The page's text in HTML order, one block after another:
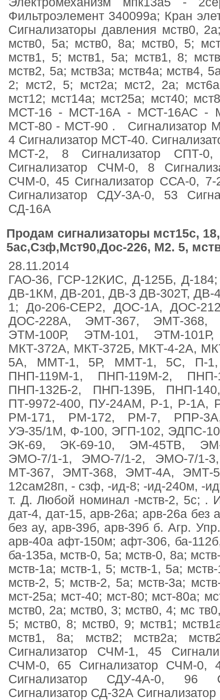
Фильтроэлемент 340099а; Кран
Сигнализаторы давления мств0,
мств0, 5а; мств0, 8а; мств0, 5;
мств1, 5; мств1, 5а; мств1, 8;
мств2, 5а; мств3а; мств4а; мств4,
2; мст2, 5; мст2а; мст2, 2а;
мст12; мст14а; мст25а; мст40;
МСТ-16 - МСТ-16А - МСТ-16АС -
МСТ-80 - МСТ-90 . Сигнализатор
4 Сигнализатор МСТ-40.
МСТ-2, 8 Сигнализатор СПТ-
Сигнализатор СЧМ-0, 8
СЧМ-0, 45 Сигнализатор ССА-0,
Сигнализатор СДУ-3А-0, 53
СД-16А
Продам сигнализаторы мст15с,
5ас,Сзф,Мст90,Дос-226, М2. 5,
28.11.2014
ГАО-36, ГСР-12КИС, Д-125Б, Д-
ДВ-1КМ, ДВ-201, ДВ-3 ДВ-302Т, ДВ-
1; До-206-СЕР2, ДОС-1А, ДОС-
ДОС-228А, ЭМТ-367, ЭМТ-368,
ЭТМ-100Р, ЭТМ-101, ЭТМ-
МКТ-372А, МКТ-372Б, МКТ-4-2А,
5А, ММТ-1, 5Р, ММТ-1, 5С, П-1,
ПНП-119М-1, ПНП-119М-2,
ПНП-132Б-2, ПНП-139Б, ПНП-
ПТ-9972-400, ПУ-24АМ, Р-1, Р-1А,
РМ-171, РМ-172, РМ-7, РПР-
УЭ-35/1М, Ф-100, ЭГП-102, ЭДПС-
ЭК-69, ЭК-69-10, ЭМ-45ТВ,
ЭМО-7/1-1, ЭМО-7/1-2, ЭМО-7/1-
МТ-367, ЭМТ-368, ЭМТ-4А, ЭМТ-
12сам28п, - сзф, -ид-8; -ид-240м, -
т. Д. Любой номинал -мств-2, 5с; .
дат-4, дат-15, арв-26а; арв-26а без
без ау, арв-39б, арв-39б б. Агр.
арв-40а афт-150м; афт-306, ба-
ба-135а, мств-0, 5а; мств-0, 8а;
мств-1а; мств-1, 5; мств-1, 5а;
мств-2, 5; мств-2, 5а; мств-3а;
мст-25а; мст-40; мст-80; мст-80а;
мств0, 2а; мств0, 3; мств0, 4; мс
5; мств0, 8; мств0, 9; мств1;
мств1, 8а; мств2; мств2а;
Сигнализатор СЧМ-1, 45
СЧМ-0, 65 Сигнализатор СЧМ-0,
Сигнализатор СДУ-4А-0, 96
Сигнализатор СД-32А